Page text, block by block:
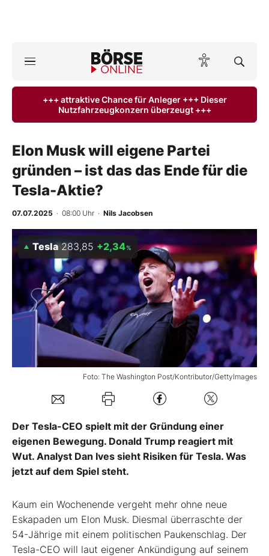
Anlageprodukte
Finanz-Check
Abo & Shop
Experten
Mein B:O
Mein Konto
Folgen Sie uns
+++ attraktive Chance für Anleger +++ Dieser
Nutzfahrzeugkonzern überzeugt +++
Elon Musk will eigene Partei
gründen – ist das das Ende für die
Tesla-Aktie?
07.07.2025 · 08:00 Uhr · Nils Jacobsen
Foto: The Washington Post/Kontributor/GettyImages
Tesla 283,85 +2,34%
Der Tesla-CEO spielt mit der Gründung einer
eigenen Bewegung. Donald Trump reagiert mit
Wut. Analyst Dan Ives sieht Risiken für Tesla. Was
jetzt auf dem Spiel steht.
Kaum ein Wochenende vergeht mehr ohne neue
Eskapaden um Elon Musk. Diesmal überraschte der
54-Jährige mit einem politischen Paukenschlag. Der
Tesla-CEO will laut eigener Ankündigung auf seinem